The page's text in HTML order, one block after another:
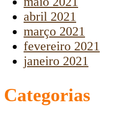
abril 2021
março 2021
fevereiro 2021
janeiro 2021
Categorias